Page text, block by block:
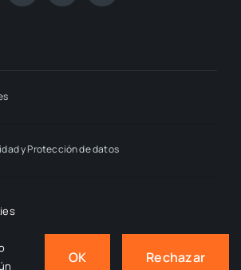
y Protección de datos
macmahon • Estrella Millán Sanjuán,
OK Rechazar